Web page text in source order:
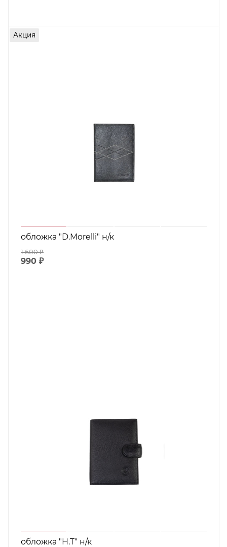
Акция
обложка "D.Morelli" н/к
1 600₽
990 ₽
обложка "H.T" н/к